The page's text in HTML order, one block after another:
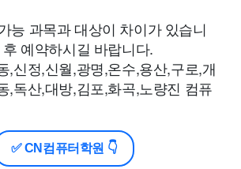
능 과목과 대상이 차이가 있습니
예약하시길 바랍니다.
,신정,신월,광명,온수,용산,구로,개
,독산,대방,김포,화곡,노량진 컴퓨
✅ CN컴퓨터학원 👇